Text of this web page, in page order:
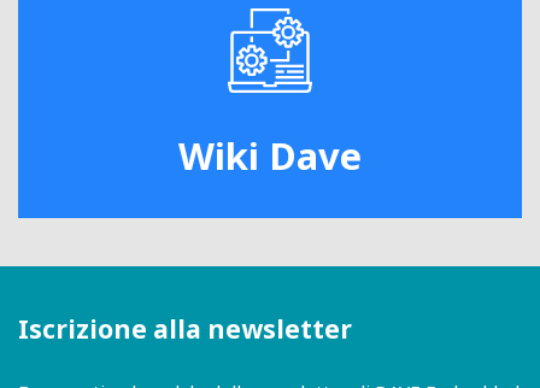
Wiki Dave
Iscrizione alla newsletter